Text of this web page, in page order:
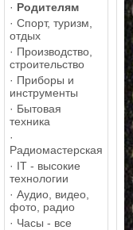
· Родителям
· Спорт, туризм,
отдых
· Производство,
строительство
· Приборы и
инструменты
· Бытовая
техника
·
Радиомастерская
· IT - высокие
технологии
· Аудио, видео,
фото, радио
· Часы - все